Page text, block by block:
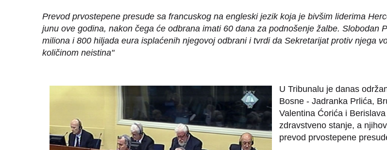
Prevod prvostepene presude sa francuskog na engleski jezik koja je bivšim liderima
junu ove godina, nakon čega će odbrana imati 60 dana za podnošenje žalbe. Slobodan
miliona i 800 hiljada eura isplaćenih njegovoj odbrani i tvrdi da Sekretarijat protiv njega
količinom neistina"
U Tribunalu je danas
Bosne - Jadranka Prlića,
Valentina Ćorića i
zdravstveno stanje, a
prevod prvostepene